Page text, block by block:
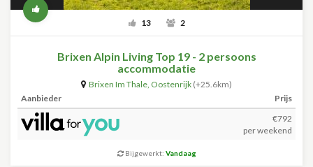
13 2
Brixen Alpin Living Top 19 - 2 persoons
accommodatie
Brixen Im Thale, Oostenrijk (+25.6km)
Aanbieder
Prijs
€792
per weekend
Bijgewerkt: Vandaag